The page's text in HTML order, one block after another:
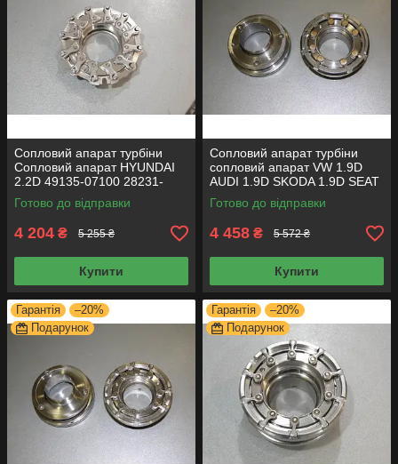
Сопловий апарат турбіни
Сопловий апарат HYUNDAI
2.2D 49135-07100 28231-
27800 2823127800 геометрію
турбіни
Готово до відправки
4 204 ₴ 5 255 ₴
Купити
Сопловий апарат турбіни
сопловий апарат VW 1.9D
AUDI 1.9D SKODA 1.9D SEAT
1.9D 54399700017 геометрію
турбіни
Готово до відправки
4 458 ₴ 5 572 ₴
Купити
Гарантія
–20%
Подарунок
Гарантія
–20%
Подарунок